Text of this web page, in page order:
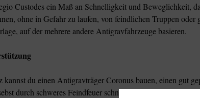
Custodes ein Maß an Schnelligkeit und Beweglichkeit,
ohne in Gefahr zu laufen, von feindlichen Truppen
auf der mehrere andere Antigravfahrzeuge basieren.
du einen Antigravträger Coronus bauen, einen gut
durch schweres Feindfeuer schnell und sicher zur